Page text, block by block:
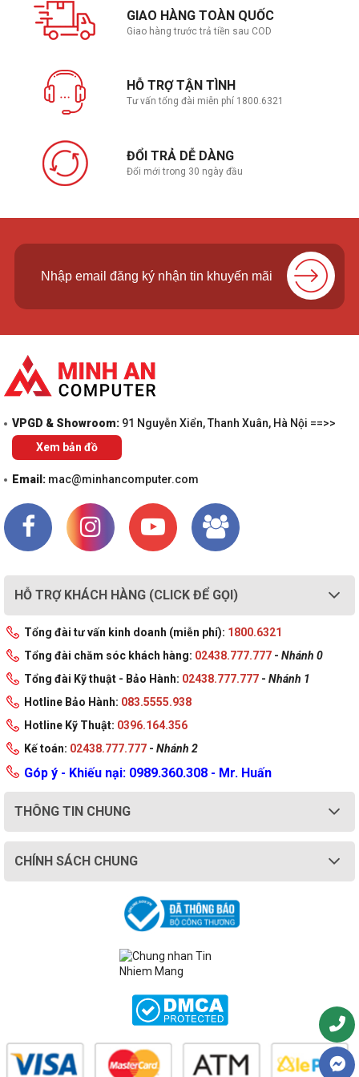
Sạc pin Đi kèm
quyền) đi kèm
Trọng Lượng 1.57 Kg
Xuất xứ
GIAO HÀNG TOÀN QUỐC
Giao hàng trước trả tiền sau COD
HỖ TRỢ TẬN TÌNH
Tư vấn tổng đài miễn phí 1800.6321
ĐỔI TRẢ DỄ DÀNG
Đổi mới trong 30 ngày đầu
VPGD & Showroom: 91 Nguyễn Xiển, Thanh Xuân, Hà Nội ==>>
Xem bản đồ
Email: mac@minhancomputer.com
HỖ TRỢ KHÁCH HÀNG (CLICK ĐỂ GỌI)
Tổng đài tư vấn kinh doanh (miễn phí): 1800.6321
Tổng đài chăm sóc khách hàng: 02438.777.777 - Nhánh 0
Tổng đài Kỹ thuật - Bảo Hành: 02438.777.777 - Nhánh 1
Hotline Bảo Hành: 083.5555.938
Hotline Kỹ Thuật: 0396.164.356
Kế toán: 02438.777.777 - Nhánh 2
Góp ý - Khiếu nại: 0989.360.308 - Mr. Huấn
THÔNG TIN CHUNG
CHÍNH SÁCH CHUNG